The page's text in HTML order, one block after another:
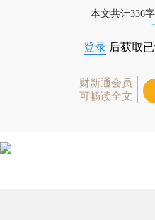
本文共计336
登录 后获取
财新通会员
可畅读全文